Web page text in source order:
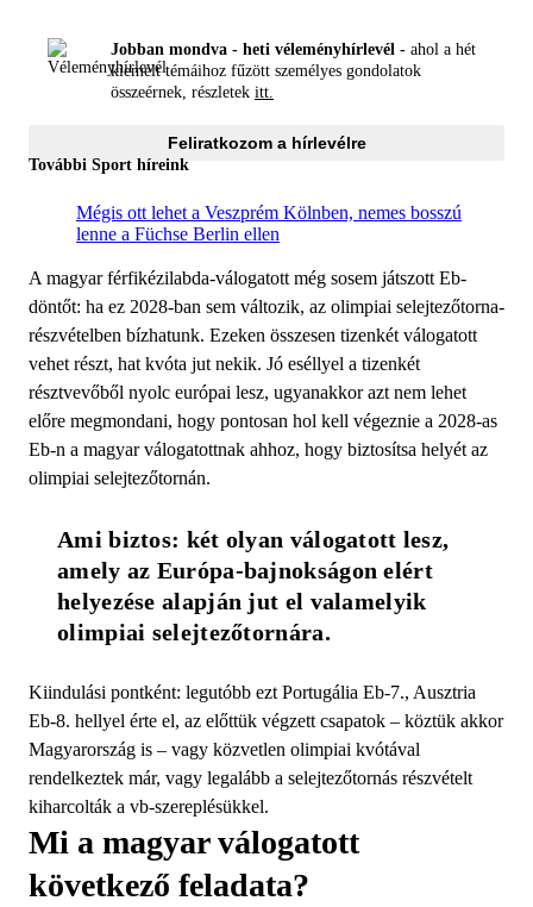
Jobban mondva - heti véleményhírlevél - ahol a hét
kiemelt témáihoz fűzött személyes gondolatok
összeérnek, részletek itt.
Feliratkozom a hírlevélre
További Sport híreink
Mégis ott lehet a Veszprém Kölnben, nemes bosszú
lenne a Füchse Berlin ellen
A magyar férfikézilabda-válogatott még sosem játszott Eb-
döntőt: ha ez 2028-ban sem változik, az olimpiai selejtezőtorna-
részvételben bízhatunk. Ezeken összesen tizenkét válogatott
vehet részt, hat kvóta jut nekik. Jó eséllyel a tizenkét
résztvevőből nyolc európai lesz, ugyanakkor azt nem lehet
előre megmondani, hogy pontosan hol kell végeznie a 2028-as
Eb-n a magyar válogatottnak ahhoz, hogy biztosítsa helyét az
olimpiai selejtezőtornán.
Ami biztos: két olyan válogatott lesz,
amely az Európa-bajnokságon elért
helyezése alapján jut el valamelyik
olimpiai selejtezőtornára.
Kiindulási pontként: legutóbb ezt Portugália Eb-7., Ausztria
Eb-8. hellyel érte el, az előttük végzett csapatok – köztük akkor
Magyarország is – vagy közvetlen olimpiai kvótával
rendelkeztek már, vagy legalább a selejtezőtornás részvételt
kiharcolták a vb-szereplésükkel.
Mi a magyar válogatott
következő feladata?